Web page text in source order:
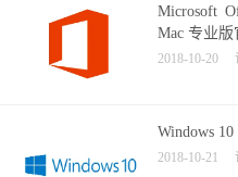
Microsoft
Mac 专业
2018-10-20
Windows
2018-10-21